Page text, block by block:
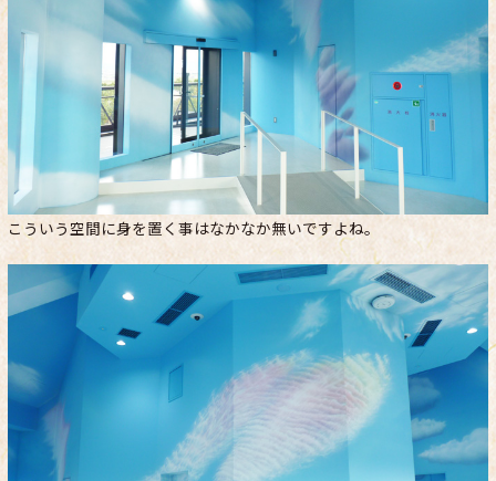
こういう空間に身を置く事はなかなか無いですよね。